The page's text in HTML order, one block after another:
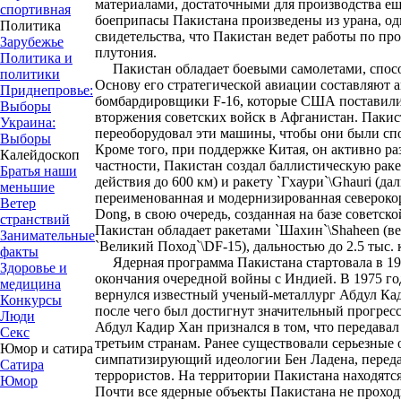
спортивная
Политика
Зарубежье
Политика и
политики
Приднепровье:
Выборы
Украина:
Выборы
Калейдоскоп
Братья наши
меньшие
Ветер
странствий
Занимательные
факты
Здоровье и
медицина
Конкурсы
Люди
Секс
Юмор и сатира
Сатира
Юмор
материалами, достаточными для производства
боеприпасы Пакистана произведены из урана,
свидетельства, что Пакистан ведет работы по
плутония.
Пакистан обладает боевыми самолетами,
Основу его стратегической авиации составляют
бомбардировщики F-16, которые США поставили
вторжения советских войск в Афганистан.
переоборудовал эти машины, чтобы они были
Кроме того, при поддержке Китая, он активно
частности, Пакистан создал баллистическую
действия до 600 км) и ракету `Гхаури`\Ghauri
переименованная и модернизированная
Dong, в свою очередь, созданная на базе
Пакистан обладает ракетами `Шахин`\Shaheen
`Великий Поход`\DF-15), дальностью до 2.5 тыс.
Ядерная программа Пакистана стартовала в
окончания очередной войны с Индией. В 1975
вернулся известный ученый-металлург Абдул
после чего был достигнут значительный
Абдул Кадир Хан признался в том, что
третьим странам. Ранее существовали
симпатизирующий идеологии Бен Ладена,
террористов. На территории Пакистана
Почти все ядерные объекты Пакистана не